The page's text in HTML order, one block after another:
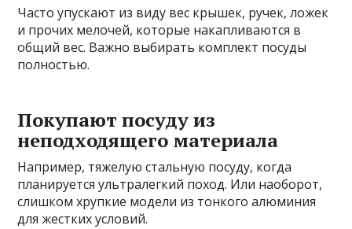
Часто упускают из виду вес крышек, ручек, ложек
и прочих мелочей, которые накапливаются в
общий вес. Важно выбирать комплект посуды
полностью.
Покупают посуду из
неподходящего материала
Например, тяжелую стальную посуду, когда
планируется ультралегкий поход. Или наоборот,
слишком хрупкие модели из тонкого алюминия
для жестких условий.